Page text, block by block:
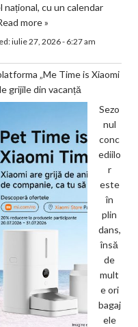
național, cu un calendar
more »
iulie 27, 2026 - 6:27 am
„Me Time is Xiaomi
grijile din vacanță
Sezo
nul
conc
ediilo
r
este
în
plin
dans,
însă
de
mult
e ori
bagaj
ele